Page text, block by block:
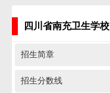
四川省南充卫生学
招生简章
招生分数线